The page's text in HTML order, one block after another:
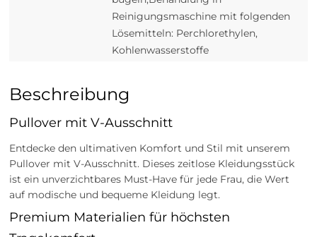
Reinigungsmaschine mit folgenden
Lösemitteln: Perchlorethylen,
Kohlenwasserstoffe
Beschreibung
Pullover mit V-Ausschnitt
Entdecke den ultimativen Komfort und Stil mit unserem
Pullover mit V-Ausschnitt. Dieses zeitlose Kleidungsstück
ist ein unverzichtbares Must-Have für jede Frau, die Wert
auf modische und bequeme Kleidung legt.
Premium Materialien für höchsten